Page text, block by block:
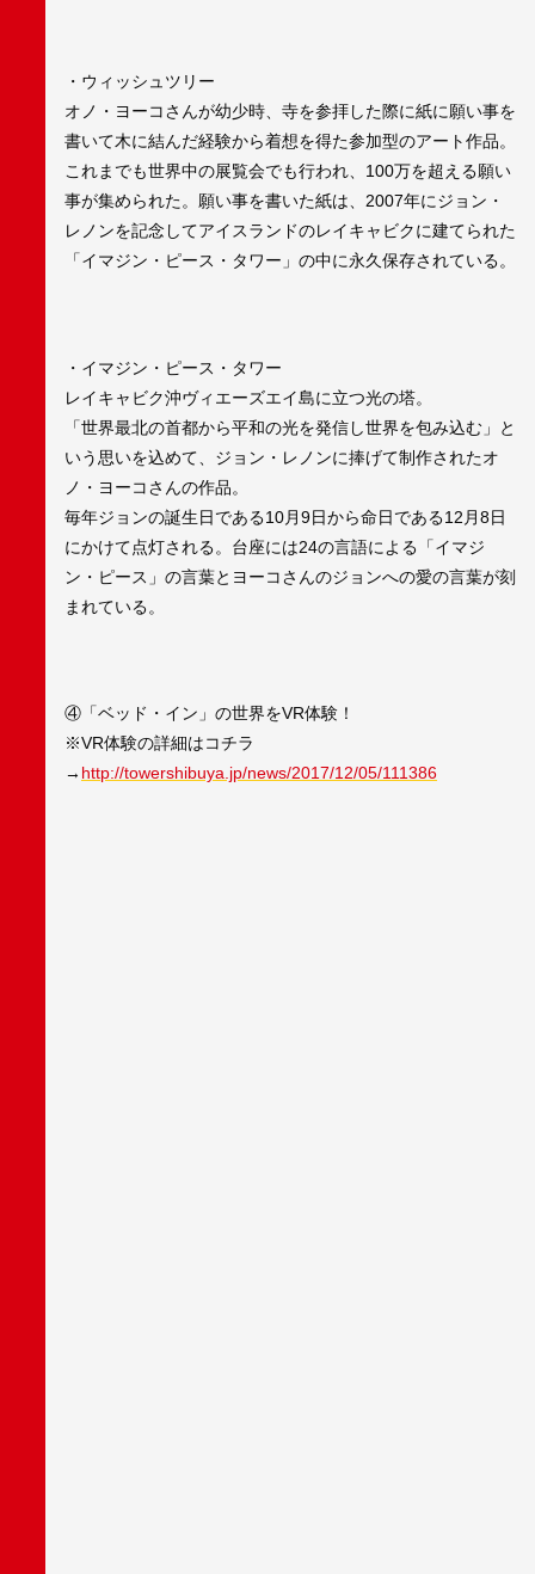
・ウィッシュツリー
オノ・ヨーコさんが幼少時、寺を参拝した際に紙に願い事を
書いて木に結んだ経験から着想を得た参加型のアート作品。
これまでも世界中の展覧会でも行われ、100万を超える願い
事が集められた。願い事を書いた紙は、2007年にジョン・
レノンを記念してアイスランドのレイキャビクに建てられた
「イマジン・ピース・タワー」の中に永久保存されている。
・イマジン・ピース・タワー
レイキャビク沖ヴィエーズエイ島に立つ光の塔。
「世界最北の首都から平和の光を発信し世界を包み込む」と
いう思いを込めて、ジョン・レノンに捧げて制作されたオ
ノ・ヨーコさんの作品。
毎年ジョンの誕生日である10月9日から命日である12月8日
にかけて点灯される。台座には24の言語による「イマジ
ン・ピース」の言葉とヨーコさんのジョンへの愛の言葉が刻
まれている。
④「ベッド・イン」の世界をVR体験！
※VR体験の詳細はコチラ
→ http://towershibuya.jp/news/2017/12/05/111386